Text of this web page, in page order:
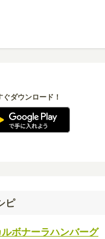
ダウンロード！
ピ
ルボナーラハンバーグ